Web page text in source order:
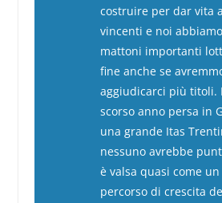
costruire per dar vita
vincenti e noi
mattoni importanti
fine anche se
aggiudicarci più titoli.
scorso anno persa in
una grande Itas
nessuno avrebbe
è valsa quasi come
percorso di crescita